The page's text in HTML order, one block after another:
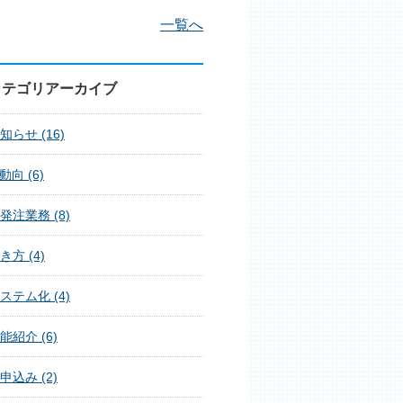
一覧へ
テゴリアーカイブ
らせ (16)
向 (6)
注業務 (8)
方 (4)
テム化 (4)
紹介 (6)
込み (2)